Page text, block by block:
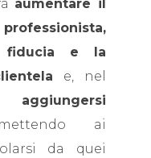
aumentare il
fiducia e la
e, nel
aggiungersi
ai
da quei